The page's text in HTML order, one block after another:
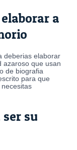
a
deberias elaborar
azaroso que usan
de biografia
para que
su